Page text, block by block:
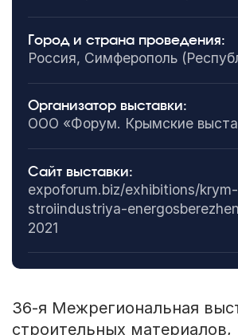
Город и страна проведения:
Россия, Симферополь
Организатор выставки:
ООО «Форум. Крымские
Сайт выставки:
expoforum.biz/exhibitions/krym-
stroiindustriya-
2021
36-я Межрегиональная
строительных материалов,